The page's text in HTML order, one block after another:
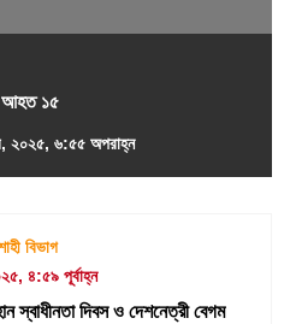
আহত ১৫
২০২৫, ৬:৫৫ অপরাহ্ন
বিভাগ
৪:৫৯ পূর্বাহ্ন
স্বাধীনতা দিবস ও দেশনেত্রী বেগম